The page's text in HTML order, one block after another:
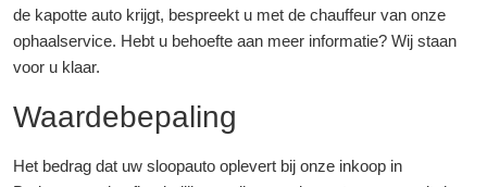
de kapotte auto krijgt, bespreekt u met de chauffeur van onze
ophaalservice. Hebt u behoefte aan meer informatie? Wij staan
voor u klaar.
Waardebepaling
Het bedrag dat uw sloopauto oplevert bij onze inkoop in